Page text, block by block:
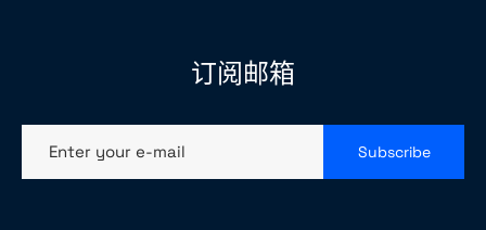
订阅邮箱
Enter your e-mail Subscribe